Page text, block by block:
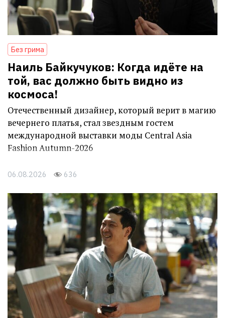
Без грима
Наиль Байкучуков: Когда идёте на
той, вас должно быть видно из
космоса!
Отечественный дизайнер, который верит в магию
вечернего платья, стал звездным гостем
международной выставки моды Central Asia
Fashion Autumn-2026
06.08.2026 636